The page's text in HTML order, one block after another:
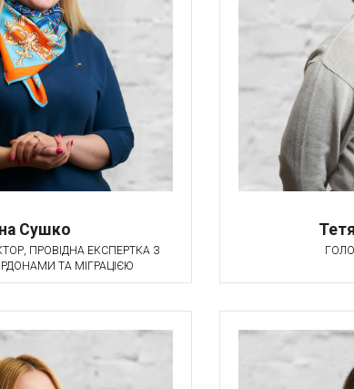
Сушко
ПРОВІДНА ЕКСПЕРТКА З
ТА МІГРАЦІЄЮ